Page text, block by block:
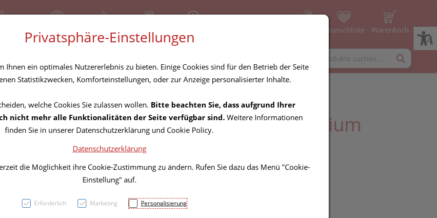
Geschlossen Über uns Rezept-Anfrage Wunschliste Warenkorb
Oligoelemente Lithium
15,40 EUR
Privatsphäre-Einstellungen
Ihnen ein optimales Nutzererlebnis zu bieten. Einige Cookies sind für den Betrieb der Seite
Statistikzwecken, Komforteinstellungen, oder zur Anzeige personalisierter Inhalte.
welche Cookies Sie zulassen wollen. Bitte beachten Sie, dass aufgrund Ihrer
nicht mehr alle Funktionalitäten der Seite verfügbar sind. Weitere Informationen
finden Sie in unserer Datenschutzerklärung und Cookie Policy.
Datenschutzerklärung
die Möglichkeit ihre Cookie-Zustimmung zu ändern. Rufen Sie dazu das Menü "Cookie-
Einstellung" auf.
Erforderlich Marketing Personalisierung